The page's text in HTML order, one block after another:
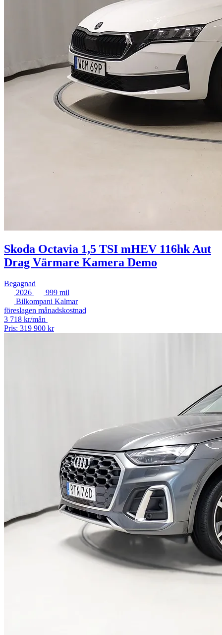
Skoda Octavia 1,5 TSI mHEV 116hk Aut
Drag Värmare Kamera Demo
Begagnad
2026
999 mil
Bilkompani Kalmar
föreslagen månadskostnad
3 718 kr/mån
Pris: 319 900 kr